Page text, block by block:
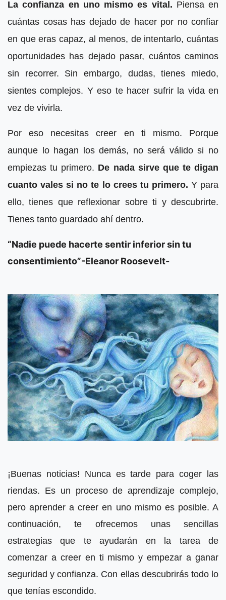
La confianza en uno mismo es vital. Piensa en
cuántas cosas has dejado de hacer por no confiar
en que eras capaz, al menos, de intentarlo, cuántas
oportunidades has dejado pasar, cuántos caminos
sin recorrer. Sin embargo, dudas, tienes miedo,
sientes complejos. Y eso te hacer sufrir la vida en
vez de vivirla.
Por eso necesitas creer en ti mismo. Porque
aunque lo hagan los demás, no será válido si no
empiezas tu primero. De nada sirve que te digan
cuanto vales si no te lo crees tu primero. Y para
ello, tienes que reflexionar sobre ti y descubrirte.
Tienes tanto guardado ahí dentro.
“Nadie puede hacerte sentir inferior sin tu
consentimiento”-Eleanor Roosevelt-
¡Buenas noticias! Nunca es tarde para coger las
riendas. Es un proceso de aprendizaje complejo,
pero aprender a creer en uno mismo es posible. A
continuación, te ofrecemos unas sencillas
estrategias que te ayudarán en la tarea de
comenzar a creer en ti mismo y empezar a ganar
seguridad y confianza. Con ellas descubrirás todo lo
que tenías escondido.